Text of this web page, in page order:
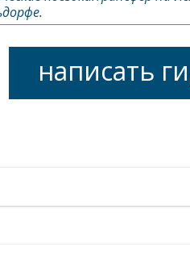
написать